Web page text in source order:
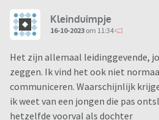
Kleinduimpje
16-10-2023 om 11:34
Het zijn allemaal leidinggevende,
zeggen. Ik vind het ook niet
communiceren. Waarschijnlijk
ik weet van een jongen die pas
hetzelfde voorval als dochter